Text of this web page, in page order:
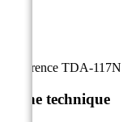
Référence TDA-117N
Fiche technique